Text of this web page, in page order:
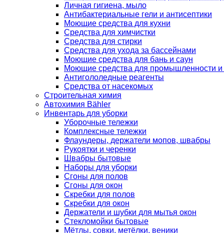
Личная гигиена, мыло
Антибактериальные гели и антисептики
Моющие средства для кухни
Средства для химчистки
Средства для стирки
Средства для ухода за бассейнами
Моющие средства для бань и саун
Моющие средства для промышленности и
Антигололедные реагенты
Средства от насекомых
Строительная химия
Автохимия Bähler
Инвентарь для уборки
Уборочные тележки
Комплексные тележки
Флаундеры, держатели мопов, швабры
Рукоятки и черенки
Швабры бытовые
Наборы для уборки
Сгоны для полов
Сгоны для окон
Скребки для полов
Скребки для окон
Держатели и шубки для мытья окон
Стекломойки бытовые
Мётлы, совки, метёлки, веники